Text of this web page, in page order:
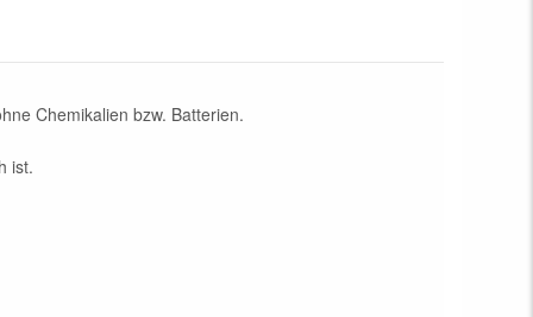
Chemikalien bzw. Batterien.
ist.